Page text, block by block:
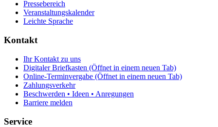
Pressebereich
Veranstaltungskalender
Leichte Sprache
Kontakt
Ihr Kontakt zu uns
Digitaler Briefkasten (Öffnet in einem neuen Tab)
Online-Terminvergabe (Öffnet in einem neuen Tab)
Zahlungsverkehr
Beschwerden • Ideen • Anregungen
Barriere melden
Service